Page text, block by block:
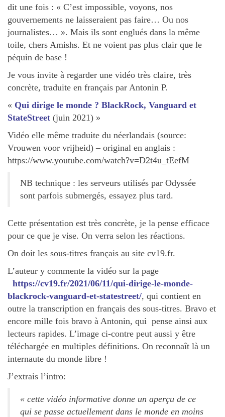
dit une fois : « C’est impossible, voyons, nos
gouvernements ne laisseraient pas faire… Ou nos
journalistes… ». Mais ils sont englués dans la même
toile, chers Amishs. Et ne voient pas plus clair que le
péquin de base !
Je vous invite à regarder une vidéo très claire, très
concrète, traduite en français par Antonin P.
« Qui dirige le monde ? BlackRock, Vanguard et
StateStreet (juin 2021) »
Vidéo elle même traduite du néerlandais (source:
Vrouwen voor vrijheid) – original en anglais :
https://www.youtube.com/watch?v=D2t4u_tEefM
NB technique : les serveurs utilisés par Odyssée
sont parfois submergés, essayez plus tard.
Cette présentation est très concrète, je la pense efficace
pour ce que je vise. On verra selon les réactions.
On doit les sous-titres français au site cv19.fr.
L’auteur y commente la vidéo sur la page
https://cv19.fr/2021/06/11/qui-dirige-le-monde-
blackrock-vanguard-et-statestreet/, qui contient en
outre la transcription en français des sous-titres. Bravo et
encore mille fois bravo à Antonin, qui pense ainsi aux
lecteurs rapides. L’image ci-contre peut aussi y être
téléchargée en multiples définitions. On reconnaît là un
internaute du monde libre !
J’extrais l’intro:
« cette vidéo informative donne un aperçu de ce
qui se passe actuellement dans le monde en moins